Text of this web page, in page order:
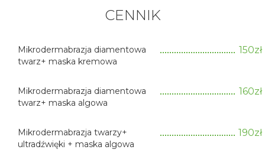
CENNIK
Mikrodermabrazja diamentowa
twarz+ maska kremowa
150zł
Mikrodermabrazja diamentowa
twarz+ maska algowa
160zł
Mikrodermabrazja twarzy+
ultradźwięki + maska algowa
190zł